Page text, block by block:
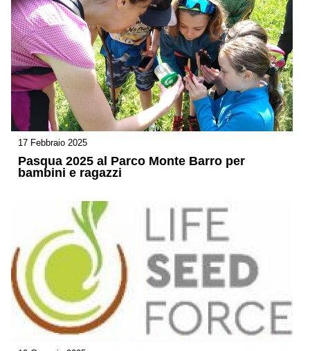
17 Febbraio 2025
Pasqua 2025 al Parco Monte Barro per
bambini e ragazzi